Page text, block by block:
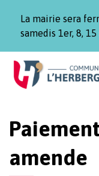
La mairie sera
samedis 1er, 8,
Aller
Aller
contenu
Aller
pied
amende